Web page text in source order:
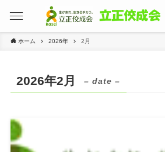
ホーム 2026年 2月
2026年2月 – date –